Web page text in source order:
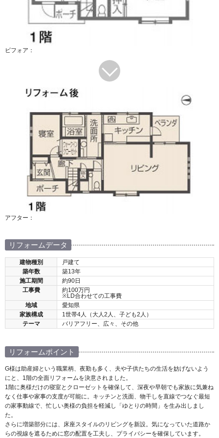
ビフォア：
アフター：
リフォームデータ
建物種別
戸建て
築年数
築13年
施工期間
約90日
工事費
約100万円
※LD合わせての工事費
地域
愛知県
家族構成
1世帯4人（大人2人、子ども2人）
テーマ
バリアフリー、広々、その他
リフォームポイント
G様は助産婦という職業柄、夜勤も多く、夫や子供たちの生活を妨げないよう
にと、1階の全面リフォームを決意されました。
1階に奥様だけの寝室とクローゼットを確保して、深夜や早朝でも家族に気兼ね
なく仕事や家事の支度が可能に。キッチンと洗面、物干しを直線でつなぐ最短
の家事動線で、忙しい奥様の負担を軽減し「ゆとりの時間」を生み出しまし
た。
さらに増築部分には、床座スタイルのリビングを新設。気になっていた道路か
らの視線を遮るために窓の配置を工夫し、プライバシーを確保しています。